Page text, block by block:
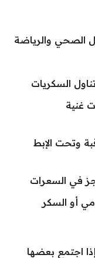
الصحي والرياضة
السكريات
غنية
وتحت الإبط
في السعرات
أو السكر
اجتمع بعضها